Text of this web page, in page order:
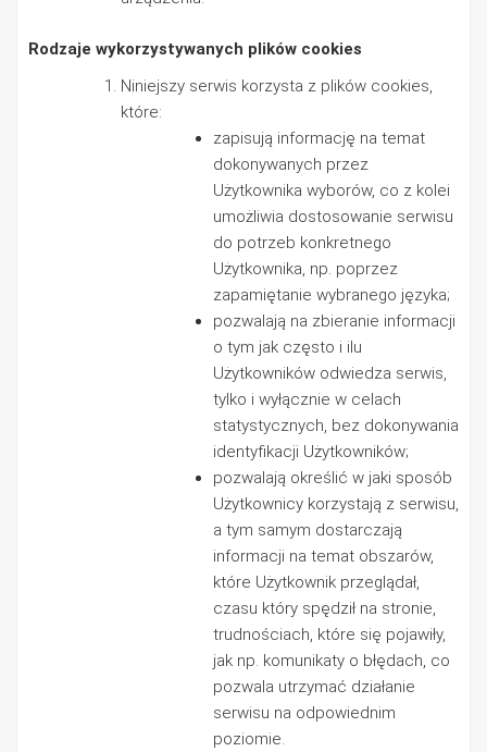
Rodzaje wykorzystywanych plików cookies
Niniejszy serwis korzysta z plików cookies,
które:
zapisują informację na temat
dokonywanych przez
Użytkownika wyborów, co z kolei
umożliwia dostosowanie serwisu
do potrzeb konkretnego
Użytkownika, np. poprzez
zapamiętanie wybranego języka;
pozwalają na zbieranie informacji
o tym jak często i ilu
Użytkowników odwiedza serwis,
tylko i wyłącznie w celach
statystycznych, bez dokonywania
identyfikacji Użytkowników;
pozwalają określić w jaki sposób
Użytkownicy korzystają z serwisu,
a tym samym dostarczają
informacji na temat obszarów,
które Użytkownik przeglądał,
czasu który spędził na stronie,
trudnościach, które się pojawiły,
jak np. komunikaty o błędach, co
pozwala utrzymać działanie
serwisu na odpowiednim
poziomie.